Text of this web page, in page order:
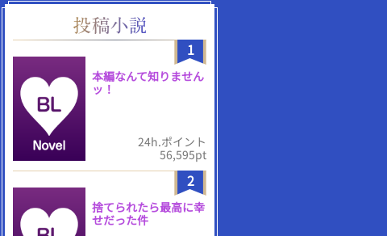
1
本編なんて知りません
ッ！
24h.ポイント
56,595pt
2
捨てられたら最高に幸
せだった件